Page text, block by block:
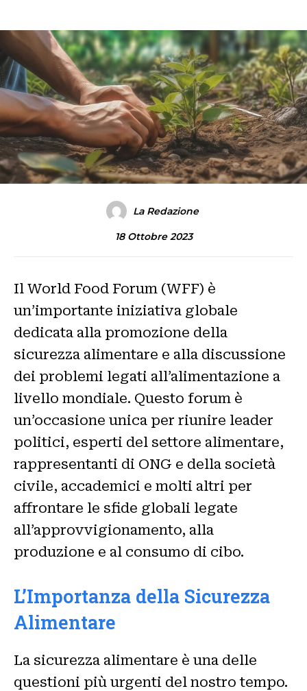
La Redazione
18 Ottobre 2023
Il World Food Forum (WFF) è
un’importante iniziativa globale
dedicata alla promozione della
sicurezza alimentare e alla discussione
dei problemi legati all’alimentazione a
livello mondiale. Questo forum è
un’occasione unica per riunire leader
politici, esperti del settore alimentare,
rappresentanti di ONG e della società
civile, accademici e molti altri per
affrontare le sfide globali legate
all’approvvigionamento, alla
produzione e al consumo di cibo.
L’Importanza della Sicurezza
Alimentare
La sicurezza alimentare è una delle
questioni più urgenti del nostro tempo.